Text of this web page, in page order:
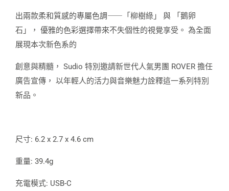
出兩款柔和質感的專屬色調⸺「柳樹綠」 與 「鵝卵
石」， 優雅的色彩選擇帶來不失個性的視覺享受。 為全面
展現本次新色系的
創意與精髓， Sudio 特別邀請新世代人氣男團 ROVER 擔任
廣告宣傳， 以年輕人的活力與音樂魅力詮釋這一系列特別
新品。
尺寸: 6.2 x 2.7 x 4.6 cm
重量: 39.4g
充電模式: USB-C